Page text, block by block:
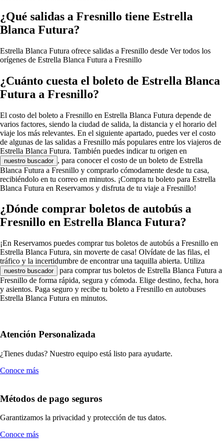
¿Qué salidas a Fresnillo tiene Estrella
Blanca Futura?
Estrella Blanca Futura ofrece salidas a Fresnillo desde Ver todos los
orígenes de Estrella Blanca Futura a Fresnillo
¿Cuánto cuesta el boleto de Estrella Blanca
Futura a Fresnillo?
El costo del boleto a Fresnillo en Estrella Blanca Futura depende de
varios factores, siendo la ciudad de salida, la distancia y el horario del
viaje los más relevantes. En el siguiente apartado, puedes ver el costo
de algunas de las salidas a Fresnillo más populares entre los viajeros de
Estrella Blanca Futura. También puedes indicar tu origen en
nuestro buscador , para conocer el costo de un boleto de Estrella
Blanca Futura a Fresnillo y comprarlo cómodamente desde tu casa,
recibiéndolo en tu correo en minutos. ¡Compra tu boleto para Estrella
Blanca Futura en Reservamos y disfruta de tu viaje a Fresnillo!
¿Dónde comprar boletos de autobús a
Fresnillo en Estrella Blanca Futura?
¡En Reservamos puedes comprar tus boletos de autobús a Fresnillo en
Estrella Blanca Futura, sin moverte de casa! Olvídate de las filas, el
tráfico y la incertidumbre de encontrar una taquilla abierta. Utiliza
nuestro buscador
para comprar tus boletos de Estrella Blanca Futura a
Fresnillo de forma rápida, segura y cómoda. Elige destino, fecha, hora
y asientos. Paga seguro y recibe tu boleto a Fresnillo en autobuses
Estrella Blanca Futura en minutos.
Atención Personalizada
¿Tienes dudas? Nuestro equipo está listo para ayudarte.
Conoce más
Métodos de pago seguros
Garantizamos la privacidad y protección de tus datos.
Conoce más